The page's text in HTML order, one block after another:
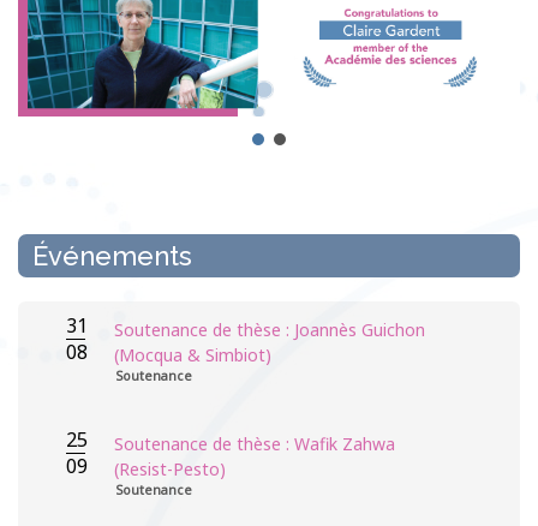
Événements
31
08
Soutenance de thèse : Joannès Guichon
(Mocqua & Simbiot)
Soutenance
25
09
Soutenance de thèse : Wafik Zahwa
(Resist-Pesto)
Soutenance